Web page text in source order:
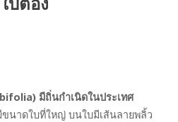
มีถิ่นกำเนิดในประเทศ
นาดใบที่ใหญ่ บนใบมีเส้นลายพลิ้ว